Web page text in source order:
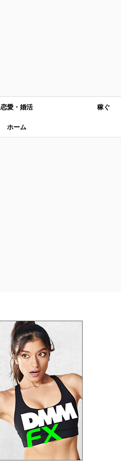
恋愛・婚活 稼ぐ
ホーム